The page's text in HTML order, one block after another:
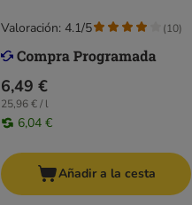
6,49 €
25,96 € / l
6,04 €
Valoración: 4.1/5 (10)
Añadir a la cesta